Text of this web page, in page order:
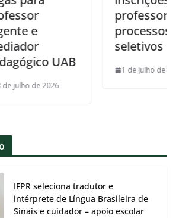
e
UAB
de 2026
professores
processos
seletivos
1 de julho de 2026
IFPR seleciona tradutor e
intérprete de Língua Brasileira de
Sinais e cuidador – apoio escolar